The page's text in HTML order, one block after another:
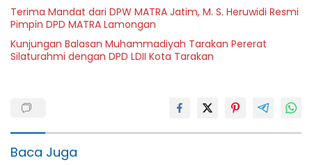
Terima Mandat dari DPW MATRA Jatim, M. S. Heruwidi Resmi
Pimpin DPD MATRA Lamongan
Kunjungan Balasan Muhammadiyah Tarakan Pererat
Silaturahmi dengan DPD LDII Kota Tarakan
Baca Juga